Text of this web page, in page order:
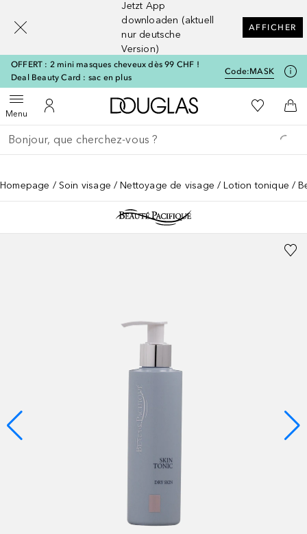
Jetzt App
downloaden (aktuell
nur deutsche
Version)
AFFICHER
OFFERT : 2 mini masques cheveux dès 99 CHF !
Deal Beauty Card : sac en plus
Code:MASK
MenuOuvrir le menuVers Mon Compte
Vers l'accueil Douglas
Vers Ma
Retourner
Exécuter la recherche
Homepage Soin visage Nettoyage de visage Lotion tonique
[navigation.slideout.screenreader]